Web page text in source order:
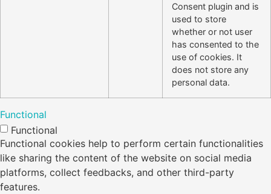
Consent plugin and is
used to store
whether or not user
has consented to the
use of cookies. It
does not store any
personal data.
Functional
Functional
Functional cookies help to perform certain functionalities
like sharing the content of the website on social media
platforms, collect feedbacks, and other third-party
features.